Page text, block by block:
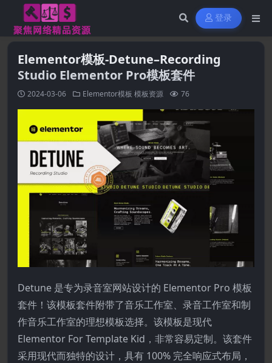
登录
Elementor模板-Detune–Recording
Studio Elementor Pro模板套件
2024-03-06 Elementor模板 模板资源 76
Detune 是专为录音室网站设计的 Elementor Pro 模板
套件！该模板套件附带了音乐工作室、录音工作室和制
作音乐工作室的理想模板选择。该模板是现代
Elementor For Template Kid，非常容易定制。该套件
采用现代而独特的设计，具有 100% 完全响应式布局，